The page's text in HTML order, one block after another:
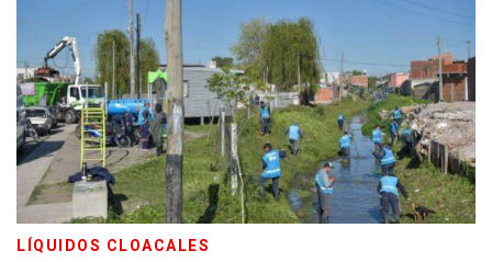
LÍQUIDOS CLOACALES